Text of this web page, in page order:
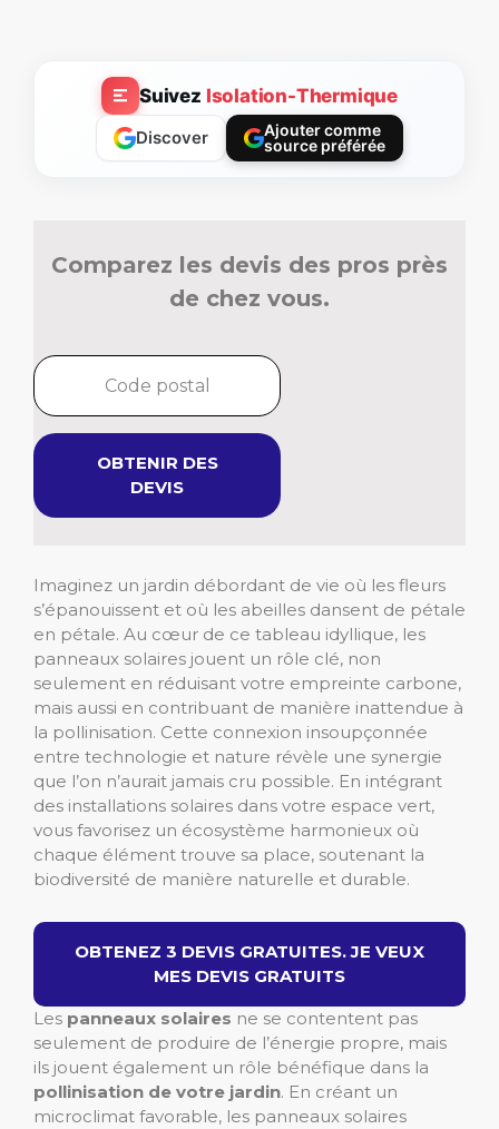
Suivez Isolation-Thermique
Discover
Ajouter comme
source préférée
Comparez les devis des pros près
de chez vous.
OBTENIR DES
DEVIS
Imaginez un jardin débordant de vie où les fleurs
s’épanouissent et où les abeilles dansent de pétale
en pétale. Au cœur de ce tableau idyllique, les
panneaux solaires jouent un rôle clé, non
seulement en réduisant votre empreinte carbone,
mais aussi en contribuant de manière inattendue à
la pollinisation. Cette connexion insoupçonnée
entre technologie et nature révèle une synergie
que l’on n’aurait jamais cru possible. En intégrant
des installations solaires dans votre espace vert,
vous favorisez un écosystème harmonieux où
chaque élément trouve sa place, soutenant la
biodiversité de manière naturelle et durable.
OBTENEZ 3 DEVIS GRATUITES. JE VEUX
MES DEVIS GRATUITS
Les panneaux solaires ne se contentent pas
seulement de produire de l’énergie propre, mais
ils jouent également un rôle bénéfique dans la
pollinisation de votre jardin. En créant un
microclimat favorable, les panneaux solaires